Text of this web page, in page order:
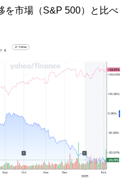
を市場（S&P 500）と比べ